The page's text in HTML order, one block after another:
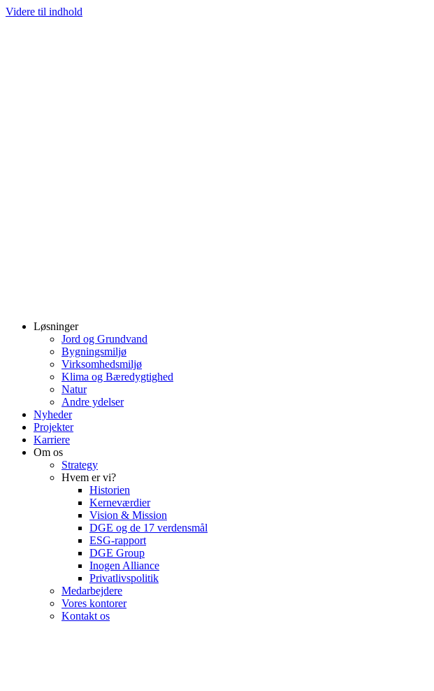
Videre til indhold
Løsninger
Jord og Grundvand
Bygningsmiljø
Virksomhedsmiljø
Klima og Bæredygtighed
Natur
Andre ydelser
Nyheder
Projekter
Karriere
Om os
Strategy
Hvem er vi?
Historien
Kerneværdier
Vision & Mission
DGE og de 17 verdensmål
ESG-rapport
DGE Group
Inogen Alliance
Privatlivspolitik
Medarbejdere
Vores kontorer
Kontakt os